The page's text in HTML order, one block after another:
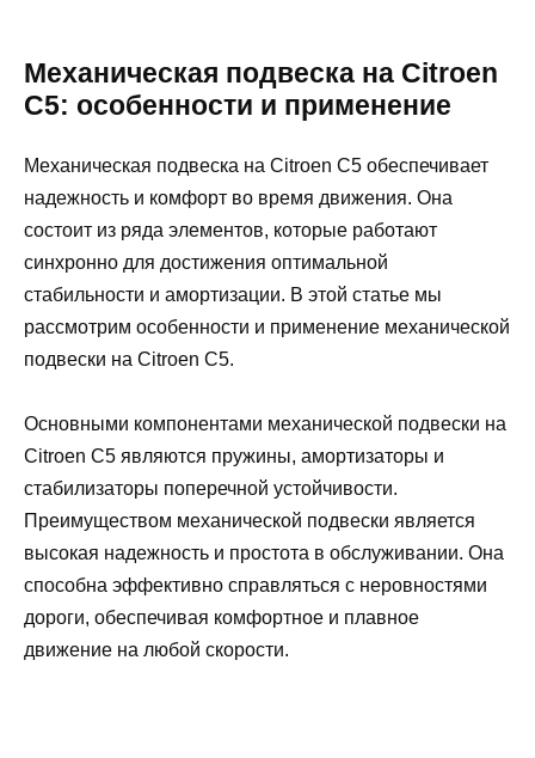
Механическая подвеска на Citroen
C5: особенности и применение
Механическая подвеска на Citroen C5 обеспечивает
надежность и комфорт во время движения. Она
состоит из ряда элементов, которые работают
синхронно для достижения оптимальной
стабильности и амортизации. В этой статье мы
рассмотрим особенности и применение механической
подвески на Citroen C5.
Основными компонентами механической подвески на
Citroen C5 являются пружины, амортизаторы и
стабилизаторы поперечной устойчивости.
Преимуществом механической подвески является
высокая надежность и простота в обслуживании. Она
способна эффективно справляться с неровностями
дороги, обеспечивая комфортное и плавное
движение на любой скорости.